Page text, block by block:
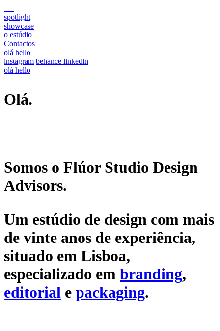
spotlight
showcase
o estúdio
Contactos
olá hello
instagram behance linkedin
olá hello
Olá.
Somos o Flúor Studio Design
Advisors.
Um estúdio de design com mais
de vinte anos de experiência,
situado em Lisboa,
especializado em branding,
editorial e packaging.